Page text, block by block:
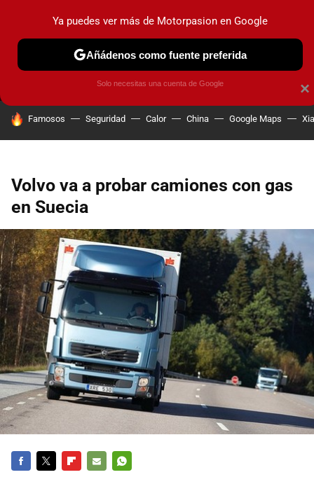
MENÚ NUEVO
COCHES ELÉCTRICOS OBSERVATORIO
HOY SE HABLA DE
Famosos Seguridad Calor China Google Maps
Volvo va a probar camiones con gas
en Suecia
×
Ya puedes ver más de Motorpasion en Google
Añádenos como fuente preferida
Solo necesitas una cuenta de Google